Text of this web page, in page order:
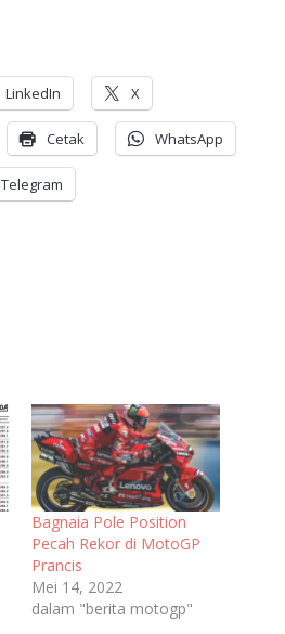
LinkedIn X
Cetak WhatsApp
Telegram
Bagnaia Pole Position
Pecah Rekor di MotoGP
Prancis
Mei 14, 2022
dalam "berita motogp"